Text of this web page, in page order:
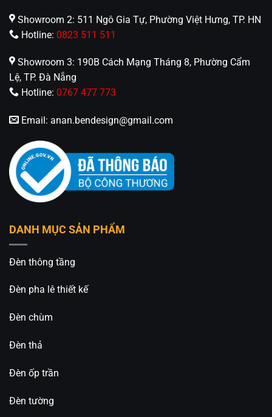
🏢CN 1: 514 Nguyễn Oanh, Phường An Nhơn, TP.
Hồ Chí Minh
🏢CN 2: 511 Ngô Gia Tự, Phường Việt Hưng, TP. Hà
Nội
Showroom 2: 511 Ngô Gia Tự, Phường Việt Hưng, TP. HN
Hotline: 0823 511 511
Showroom 3: 190B Cách Mạng Tháng 8, Phường Cẩm
Lệ, TP. Đà Nẵng
Hotline: 0767 477 773
Email: anan.bendesign@gmail.com
DANH MỤC SẢN PHẨM
Đèn thông tầng
Đèn pha lê thiết kế
Đèn chùm
Đèn thả
Đèn ốp trần
Đèn tường